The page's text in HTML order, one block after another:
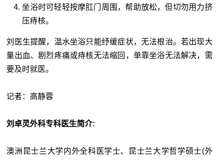
坐浴时可轻轻按摩肛门周围，帮助放松，但切勿用力挤
压痔核。
刘医生提醒，温水坐浴只能纾缓症状，无法根治。若出现大
量出血、剧烈疼痛或痔核无法缩回，单靠坐浴无法解决，需
要及时就医。
记者：高静蓉
刘卓灵外科专科医生简介:
澳洲昆士兰大学内外全科医学士、昆士兰大学哲学硕士(外